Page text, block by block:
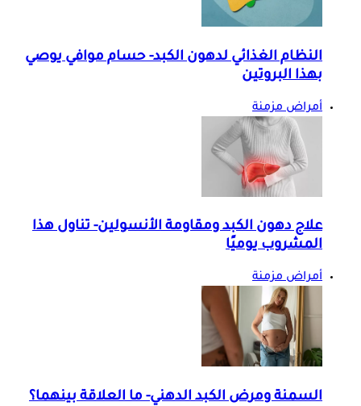
النظام الغذائي لدهون الكبد- حسام موافي يوصي
بهذا البروتين
أمراض مزمنة
علاج دهون الكبد ومقاومة الأنسولين- تناول هذا
المشروب يوميًا
أمراض مزمنة
السمنة ومرض الكبد الدهني- ما العلاقة بينهما؟